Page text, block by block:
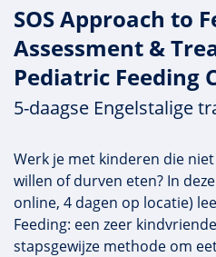
SOS Approach to
Assessment &
Pediatric Feeding
5-daagse Engelstalige
Werk je met kinderen die
willen of durven eten? In
online, 4 dagen op locatie)
Feeding: een zeer
stapsgewijze methode om